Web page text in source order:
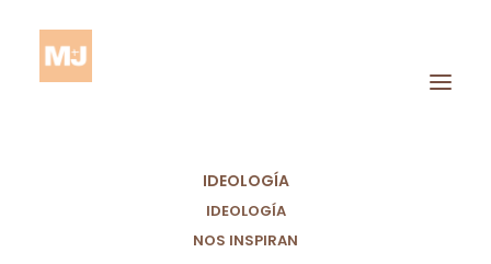
IDEOLOGÍA
IDEOLOGÍA
NOS INSPIRAN